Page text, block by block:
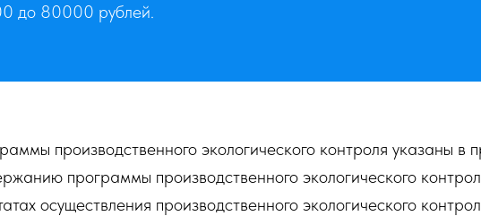
до 80000 рублей.
производственного экологического контроля
программы производственного экологического
осуществления производственного экологического